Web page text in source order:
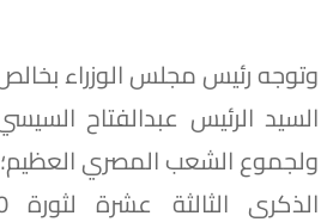
وتوجه رئيس مجلس الوزراء
السيد الرئيس عبدالفتاح
ولجموع الشعب المصري